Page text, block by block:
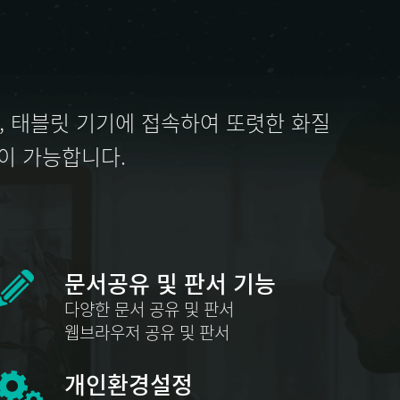
블릿 기기에 접속하여 또렷한 화질
가능합니다.
문서공유 및 판서 기능
다양한 문서 공유 및 판서
웹브라우저 공유 및 판서
개인환경설정